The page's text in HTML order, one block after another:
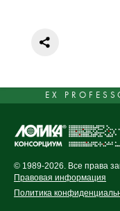
EX
© 1989-2026. Все права
Правовая информация
Политика